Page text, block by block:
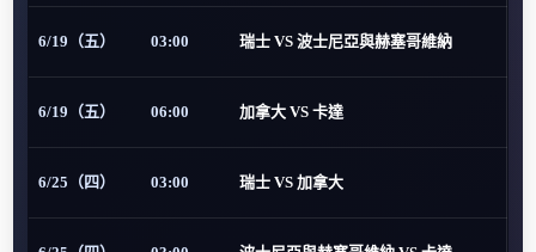
6/19（五） 03:00 瑞士 VS 波士尼亞與赫塞哥維納
6/19（五） 06:00 加拿大 VS 卡達
6/25（四） 03:00 瑞士 VS 加拿大